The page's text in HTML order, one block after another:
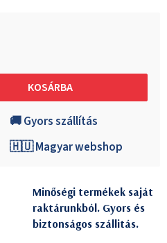
KOSÁRBA
🚚 Gyors szállítás
🇭🇺 Magyar webshop
Minőségi termékek saját
raktárunkból. Gyors és
biztonságos szállitás.